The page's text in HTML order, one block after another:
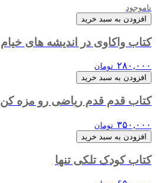
ناموجود
افزودن به سبد خرید
کتاب واکاوی در اندیشه های خیام
۲۸۰,۰۰۰ تومان
افزودن به سبد خرید
کتاب قدم قدم ریاضی رو مزه کن
۳۵۰,۰۰۰ تومان
افزودن به سبد خرید
کتاب کودک تلکی تنها